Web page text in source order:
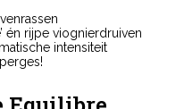
én rijpe viognierdruiven
intensiteit